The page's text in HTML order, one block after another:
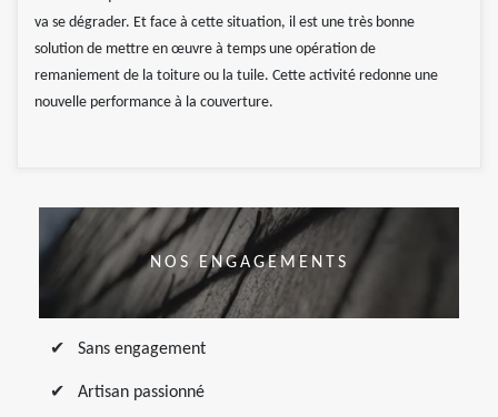
va se dégrader. Et face à cette situation, il est une très bonne
solution de mettre en œuvre à temps une opération de
remaniement de la toiture ou la tuile. Cette activité redonne une
nouvelle performance à la couverture.
NOS ENGAGEMENTS
Sans engagement
Artisan passionné